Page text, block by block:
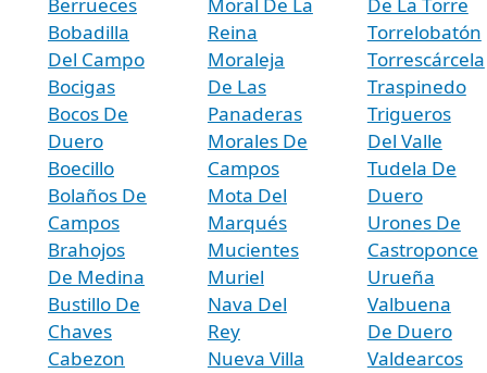
Bobadilla
Del Campo
Bocigas
Bocos De
Duero
Boecillo
Bolaños De
Campos
Brahojos
De Medina
Bustillo De
Chaves
Cabezon
Reina
Moraleja
De Las
Panaderas
Morales De
Campos
Mota Del
Marqués
Mucientes
Muriel
Nava Del
Rey
Nueva Villa
Torrelobatón
Torrescárcela
Traspinedo
Trigueros
Del Valle
Tudela De
Duero
Urones De
Castroponce
Urueña
Valbuena
De Duero
Valdearcos